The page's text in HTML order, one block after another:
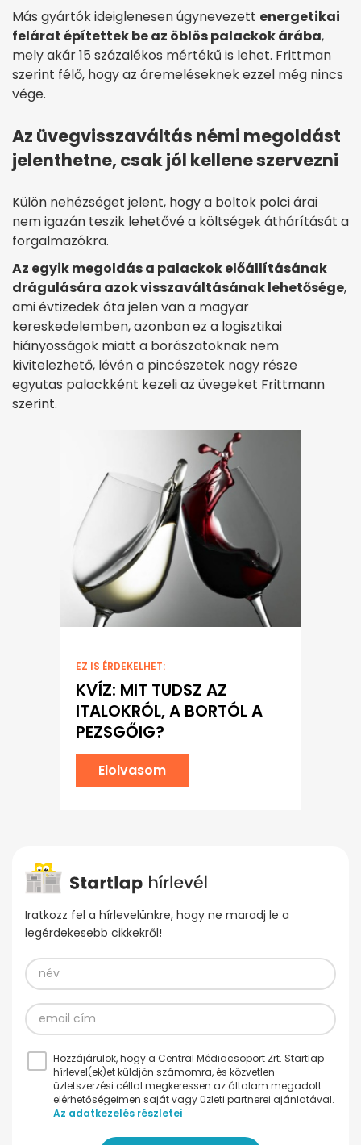
Más gyártók ideiglenesen úgynevezett energetikai
felárat építettek be az öblös palackok árába,
mely akár 15 százalékos mértékű is lehet. Frittman
szerint félő, hogy az áremeléseknek ezzel még nincs
vége.
Az üvegvisszaváltás némi megoldást
jelenthetne, csak jól kellene szervezni
Külön nehézséget jelent, hogy a boltok polci árai
nem igazán teszik lehetővé a költségek áthárítását a
forgalmazókra.
Az egyik megoldás a palackok előállításának
drágulására azok visszaváltásának lehetősége,
ami évtizedek óta jelen van a magyar
kereskedelemben, azonban ez a logisztikai
hiányosságok miatt a borászatoknak nem
kivitelezhető, lévén a pincészetek nagy része
egyutas palackként kezeli az üvegeket Frittmann
szerint.
EZ IS ÉRDEKELHET:
KVÍZ: MIT TUDSZ AZ
ITALOKRÓL, A BORTÓL A
PEZSGŐIG?
Elolvasom
Iratkozz fel a hírlevelünkre, hogy ne maradj le a
legérdekesebb cikkekről!
Hozzájárulok, hogy a Central Médiacsoport Zrt. Startlap
hírlevel(ek)et küldjön számomra, és közvetlen
üzletszerzési céllal megkeressen az általam megadott
elérhetőségeimen saját vagy üzleti partnerei ajánlatával.
Az adatkezelés részletei